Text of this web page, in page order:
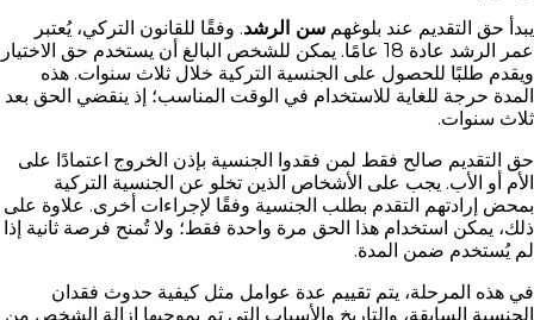
يبدأ حق التقديم عند بلوغهم سن الرشد. وفقًا للقانون التركي، يُعتبر
عمر الرشد عادة 18 عامًا. يمكن للشخص البالغ أن يستخدم حق الاختيار
ويقدم طلبًا للحصول على الجنسية التركية خلال ثلاث سنوات. هذه
المدة حرجة للغاية للاستخدام في الوقت المناسب؛ إذ ينقضي الحق بعد
ثلاث سنوات.
حق التقديم صالح فقط لمن فقدوا الجنسية بإذن الخروج اعتمادًا على
الأم أو الأب. يجب على الأشخاص الذين تخلو عن الجنسية التركية
بمحض إرادتهم التقدم بطلب الجنسية وفقًا لإجراءات أخرى. علاوة على
ذلك، يمكن استخدام هذا الحق مرة واحدة فقط؛ ولا تُمنح فرصة ثانية إذا
لم يُستخدم ضمن المدة.
في هذه المرحلة، يتم تقييم عدة عوامل مثل كيفية حدوث فقدان
الجنسية السابقة، والتاريخ والأسباب التي تم بموجبها إزالة الشخص من